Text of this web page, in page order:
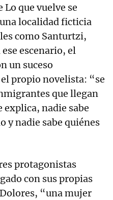
Lo que vuelve se
localidad ficticia
como Santurtzi,
escenario, el
un suceso
propio novelista: “se
que llegan
explica, nadie sabe
y nadie sabe quiénes
protagonistas
con sus propias
“una mujer